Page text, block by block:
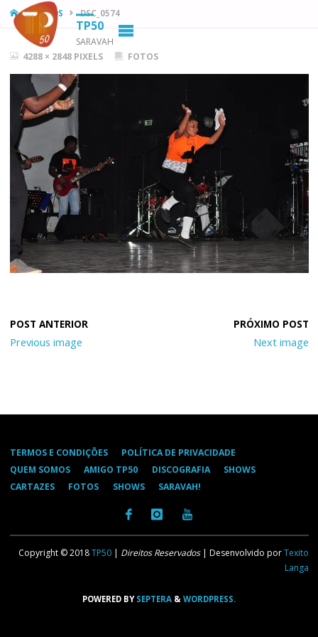
TP50
SARAVAH
HOMEFOTOS DSC_0574
FULL4288 × 2848 PIXELS FOTOS
Previous image Next image
TERMOS E CONDIÇÕES
POLÍTICA DE PRIVACIDADE
QUEM SOMOS
AMIGO TP50 DISCOGRAFIA
SHOWS
CARTAZES
FOTOS SHOWS SARAVAH!
Copyright © 2018TP50 | Direitos Reservados| Desenvolvido porTexito
Langa
POWERED BYSEPTERA & WORDPRESS.